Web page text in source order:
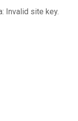
Invalid site key.